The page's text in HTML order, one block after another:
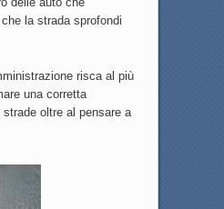
la strada sprofondi
risca al più
una corretta
oltre al pensare a